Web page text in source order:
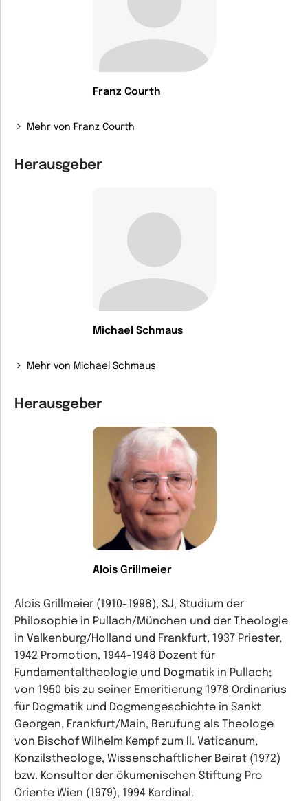
Franz Courth
Mehr von Franz Courth
Herausgeber
Michael Schmaus
Mehr von Michael Schmaus
Herausgeber
Alois Grillmeier
Alois Grillmeier (1910-1998), SJ, Studium der
Philosophie in Pullach/München und der Theologie
in Valkenburg/Holland und Frankfurt, 1937 Priester,
1942 Promotion, 1944-1948 Dozent für
Fundamentaltheologie und Dogmatik in Pullach;
von 1950 bis zu seiner Emeritierung 1978 Ordinarius
für Dogmatik und Dogmengeschichte in Sankt
Georgen, Frankfurt/Main, Berufung als Theologe
von Bischof Wilhelm Kempf zum II. Vaticanum,
Konzilstheologe, Wissenschaftlicher Beirat (1972)
bzw. Konsultor der ökumenischen Stiftung Pro
Oriente Wien (1979), 1994 Kardinal.